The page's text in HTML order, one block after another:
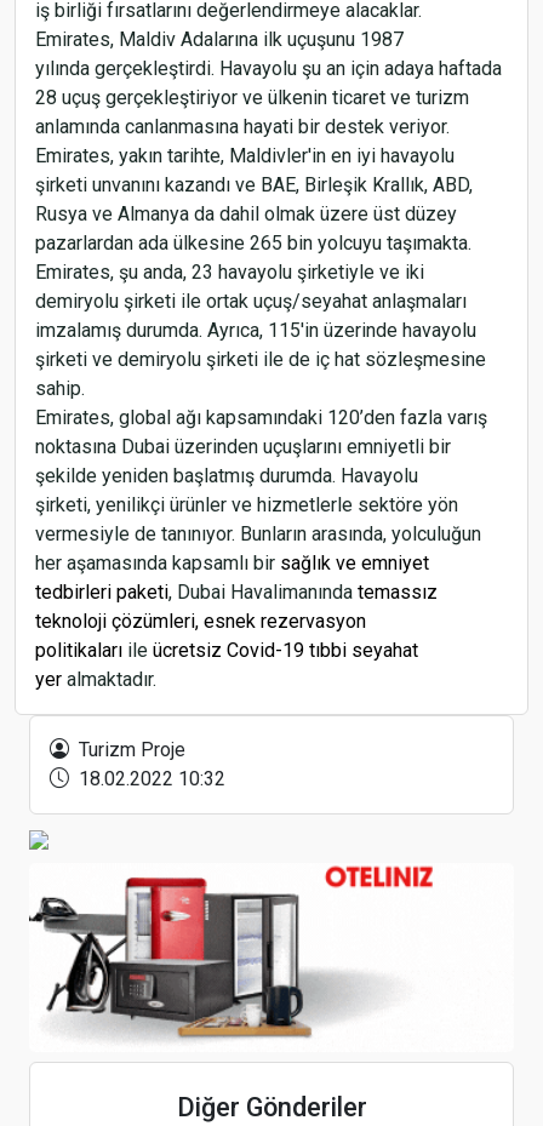
iş birliği fırsatlarını değerlendirmeye alacaklar.
Emirates, Maldiv Adalarına ilk uçuşunu 1987
yılında gerçekleştirdi. Havayolu şu an için adaya haftada
28 uçuş gerçekleştiriyor ve ülkenin ticaret ve turizm
anlamında canlanmasına hayati bir destek veriyor.
Emirates, yakın tarihte, Maldivler'in en iyi havayolu
şirketi unvanını kazandı ve BAE, Birleşik Krallık, ABD,
Rusya ve Almanya da dahil olmak üzere üst düzey
pazarlardan ada ülkesine 265 bin yolcuyu taşımakta.
Emirates, şu anda, 23 havayolu şirketiyle ve iki
demiryolu şirketi ile ortak uçuş/seyahat anlaşmaları
imzalamış durumda. Ayrıca, 115'in üzerinde havayolu
şirketi ve demiryolu şirketi ile de iç hat sözleşmesine
sahip.
Emirates, global ağı kapsamındaki 120’den fazla varış
noktasına Dubai üzerinden uçuşlarını emniyetli bir
şekilde yeniden başlatmış durumda. Havayolu
şirketi, yenilikçi ürünler ve hizmetlerle sektöre yön
vermesiyle de tanınıyor. Bunların arasında, yolculuğun
her aşamasında kapsamlı bir sağlık ve emniyet
tedbirleri paketi, Dubai Havalimanında temassız
teknoloji çözümleri, esnek rezervasyon
politikaları ile ücretsiz Covid-19 tıbbi seyahat
yer almaktadır.
Turizm Proje
18.02.2022 10:32
Diğer Gönderiler
Address Hotel Istanbul’un Ticari Operasyonlar
Direktörü Ateş Sürmen oldu
Pegasus'tan biletleme uyarısı
Türkiye'nin hızlı internete erişmesi turizm için de
oldukça önem taşıyor
Başlıyor